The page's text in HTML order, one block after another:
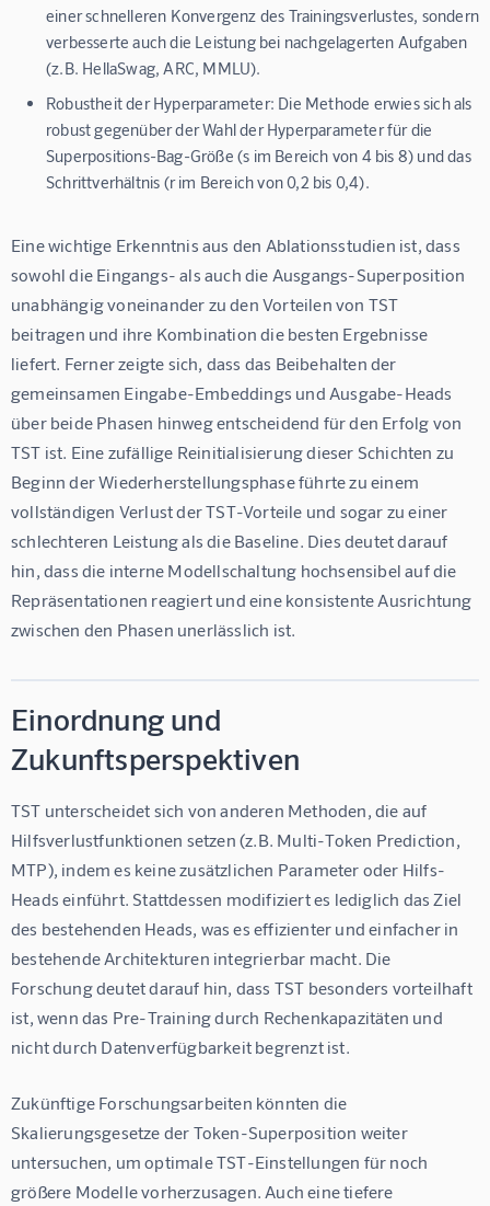
einer schnelleren Konvergenz des Trainingsverlustes, sondern
verbesserte auch die Leistung bei nachgelagerten Aufgaben
(z.B. HellaSwag, ARC, MMLU).
Robustheit der Hyperparameter: Die Methode erwies sich als
robust gegenüber der Wahl der Hyperparameter für die
Superpositions-Bag-Größe (s im Bereich von 4 bis 8) und das
Schrittverhältnis (r im Bereich von 0,2 bis 0,4).
Eine wichtige Erkenntnis aus den Ablationsstudien ist, dass
sowohl die Eingangs- als auch die Ausgangs-Superposition
unabhängig voneinander zu den Vorteilen von TST
beitragen und ihre Kombination die besten Ergebnisse
liefert. Ferner zeigte sich, dass das Beibehalten der
gemeinsamen Eingabe-Embeddings und Ausgabe-Heads
über beide Phasen hinweg entscheidend für den Erfolg von
TST ist. Eine zufällige Reinitialisierung dieser Schichten zu
Beginn der Wiederherstellungsphase führte zu einem
vollständigen Verlust der TST-Vorteile und sogar zu einer
schlechteren Leistung als die Baseline. Dies deutet darauf
hin, dass die interne Modellschaltung hochsensibel auf die
Repräsentationen reagiert und eine konsistente Ausrichtung
zwischen den Phasen unerlässlich ist.
Einordnung und
Zukunftsperspektiven
TST unterscheidet sich von anderen Methoden, die auf
Hilfsverlustfunktionen setzen (z.B. Multi-Token Prediction,
MTP), indem es keine zusätzlichen Parameter oder Hilfs-
Heads einführt. Stattdessen modifiziert es lediglich das Ziel
des bestehenden Heads, was es effizienter und einfacher in
bestehende Architekturen integrierbar macht. Die
Forschung deutet darauf hin, dass TST besonders vorteilhaft
ist, wenn das Pre-Training durch Rechenkapazitäten und
nicht durch Datenverfügbarkeit begrenzt ist.
Zukünftige Forschungsarbeiten könnten die
Skalierungsgesetze der Token-Superposition weiter
untersuchen, um optimale TST-Einstellungen für noch
größere Modelle vorherzusagen. Auch eine tiefere